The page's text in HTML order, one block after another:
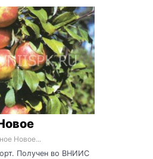
Новое...
Получен во ВНИИС